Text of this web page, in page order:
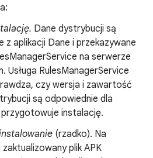
Dane dystrybucji są
z aplikacji Dane i przekazywane
na serwerze
Usługa RulesManagerService
czy wersja i zawartość
są odpowiednie dla
przygotowuje instalację.
(rzadko). Na
zaktualizowany plik APK